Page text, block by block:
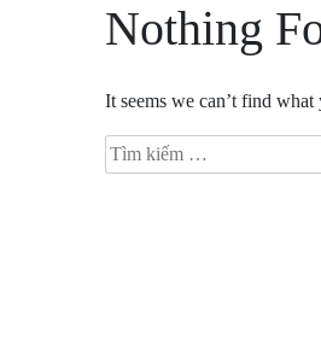
Nothing
It seems we can’t find
Tìm
kiếm